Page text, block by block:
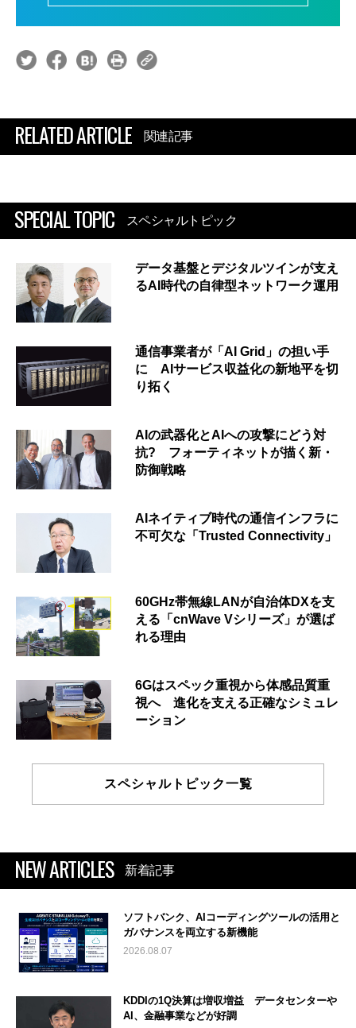
RELATED ARTICLE 関連記事
SPECIAL TOPIC スペシャルトピック
データ基盤とデジタルツインが支え
るAI時代の自律型ネットワーク運用
通信事業者が「AI Grid」の担い手
に AIサービス収益化の新地平を切
り拓く
AIの武器化とAIへの攻撃にどう対
抗? フォーティネットが描く新・
防御戦略
AIネイティブ時代の通信インフラに
不可欠な「Trusted Connectivity」
60GHz帯無線LANが自治体DXを支
える「cnWave Vシリーズ」が選ば
れる理由
6Gはスペック重視から体感品質重
視へ 進化を支える正確なシミュレ
ーション
スペシャルトピック一覧
NEW ARTICLES 新着記事
ソフトバンク、AIコーディングツールの活用と
ガバナンスを両立する新機能
2026.08.07
KDDIの1Q決算は増収増益 データセンターや
AI、金融事業などが好調